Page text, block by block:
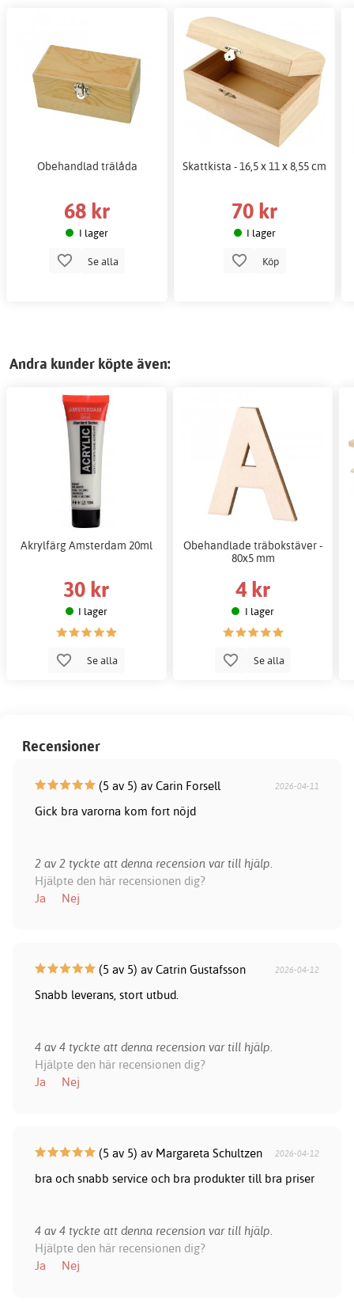
Obehandlad trälåda
68 kr
I lager
Se alla
Skattkista - 16,5 x 11 x 8,55 cm
70 kr
I lager
Köp
Andra kunder köpte även:
Akrylfärg Amsterdam 20ml
30 kr
I lager
Se alla
Obehandlade träbokstäver -
80x5 mm
4 kr
I lager
Se alla
Recensioner
(5 av 5) av Carin Forsell 2026-04-11
Gick bra varorna kom fort nöjd
2 av 2 tyckte att denna recension var till hjälp.
Hjälpte den här recensionen dig?
Ja
Nej
(5 av 5) av Catrin Gustafsson 2026-04-12
Snabb leverans, stort utbud.
4 av 4 tyckte att denna recension var till hjälp.
Hjälpte den här recensionen dig?
Ja
Nej
(5 av 5) av Margareta Schultzen 2026-04-12
bra och snabb service och bra produkter till bra priser
4 av 4 tyckte att denna recension var till hjälp.
Hjälpte den här recensionen dig?
Ja
Nej